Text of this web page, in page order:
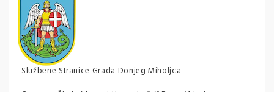
Službene Stranice Grada Donjeg Miholjca